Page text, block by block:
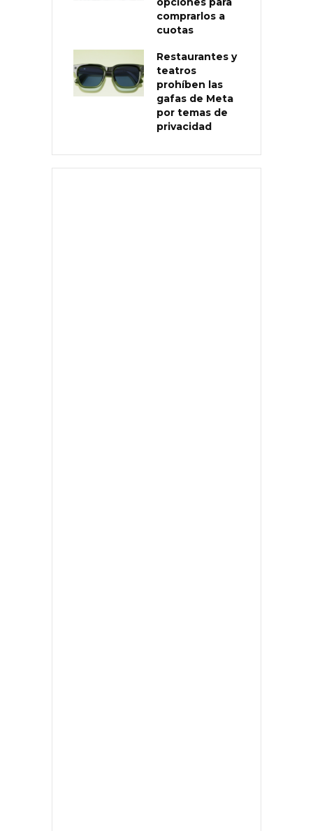
comprarlos a
cuotas
Restaurantes y
teatros
prohíben las
gafas de Meta
por temas de
privacidad